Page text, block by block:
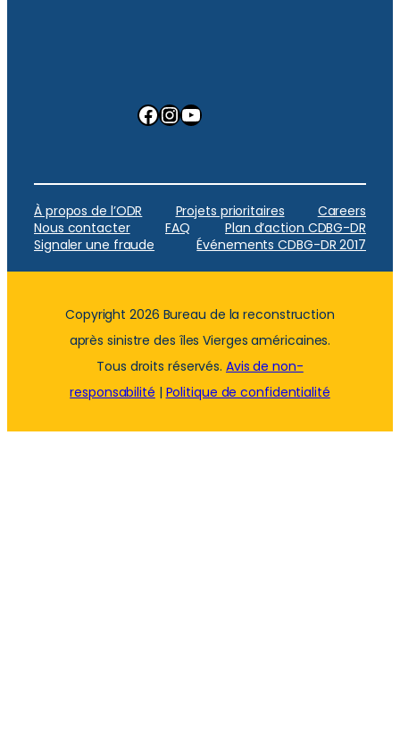
Facebook InstagramYouTube
À propos de l’ODR Projets prioritaires
Careers
Nous contacter
FAQ
Plan d’action CDBG-DR
Signaler une fraude
Événements CDBG-DR 2017
Copyright 2026 Bureau de la reconstruction
après sinistre des îles Vierges américaines.
Tous droits réservés. Avis de non-
responsabilité | Politique de confidentialité